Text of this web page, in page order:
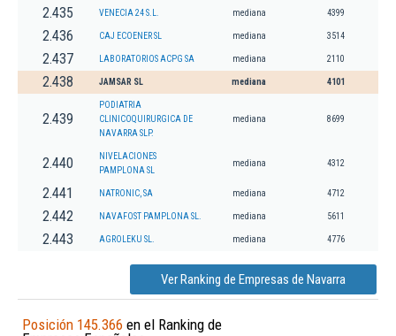
2.435 VENECIA 24 S.L. mediana 4399
2.436 CAJ ECOENER SL mediana 3514
2.437 LABORATORIOS ACPG SA mediana 2110
2.438 JAMSAR SL mediana 4101
2.439
PODIATRIA
CLINICOQUIRURGICA DE
NAVARRA SLP.
mediana 8699
2.440
NIVELACIONES
PAMPLONA SL
mediana 4312
2.441 NATRONIC, SA mediana 4712
2.442 NAVAFOST PAMPLONA SL. mediana 5611
2.443 AGROLEKU SL. mediana 4776
Ver Ranking de Empresas de Navarra
Posición 145.366 en el Ranking de